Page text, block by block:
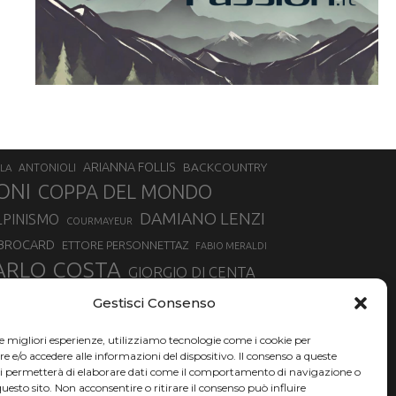
Gestisci Consenso
migliori esperienze, utilizziamo tecnologie come i cookie per
e/o accedere alle informazioni del dispositivo. Il consenso a queste
permetterà di elaborare dati come il comportamento di navigazione o
sito. Non acconsentire o ritirare il consenso può influire
ANTONIOLI ARIANNA FOLLIS
BACKCOUNTRY
COPPA DEL MONDO
COURMAYEUR DAMIANO LENZI
ETTORE PERSONNETTAZ FABIO MERALDI
COSTA GIORGIO DI CENTA
LUCA MATTEOTTI MADONNA DI CAMPIGLIO
NAZIONALE DI SCIALPINISMO NORVEGIA
PSL RAFFAELLA TEMPESTA